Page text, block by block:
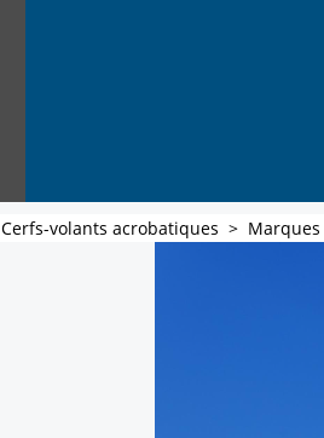
Cerfs-volants acrobatiques >